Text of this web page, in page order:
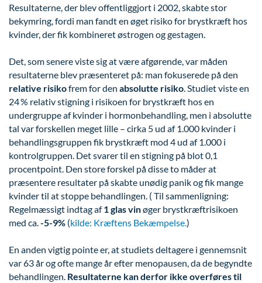
Resultaterne, der blev offentliggjort i 2002, skabte stor
bekymring, fordi man fandt en øget risiko for brystkræft hos
kvinder, der fik kombineret østrogen og gestagen.
Det, som senere viste sig at være afgørende, var måden
resultaterne blev præsenteret på: man fokuserede på den
relative risikofrem for den absolutte risiko. Studiet viste en
24 % relativ stigning i risikoen for brystkræft hos en
undergruppe af kvinder i hormonbehandling, men i absolutte
tal var forskellen meget lille – cirka 5 ud af 1.000 kvinder i
behandlingsgruppen fik brystkræft mod 4 ud af 1.000 i
kontrolgruppen. Det svarer til en stigning på blot 0,1
procentpoint. Den store forskel på disse to måder at
præsentere resultater på skabte unødig panik og fik mange
kvinder til at stoppe behandlingen. ( Til sammenligning:
Regelmæssigt indtag af1 glas vinøger brystkræftrisikoen
med ca.-5-9% (kilde: Kræftens Bekæmpelse.)
En anden vigtig pointe er, at studiets deltagere i gennemsnit
var 63 år og ofte mange år efter menopausen, da de begyndte
behandlingen. Resultaterne kan derfor ikke overføres til